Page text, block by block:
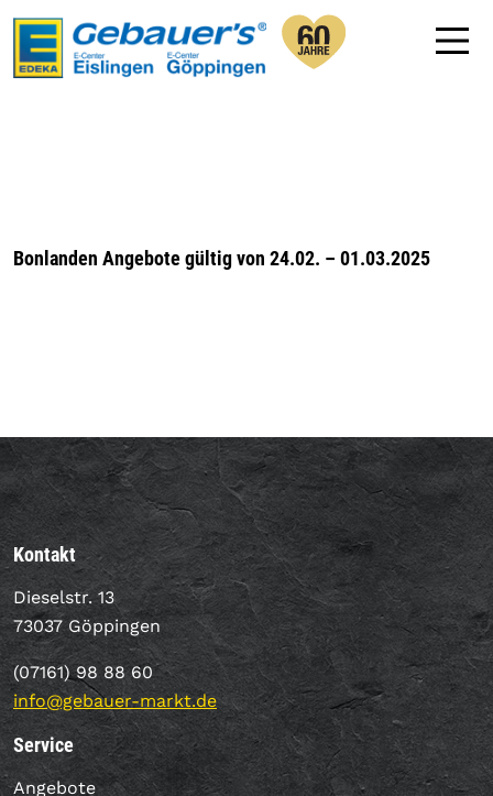
Bonlanden Angebote gültig von 24.02. – 01.03.2025
Kontakt
Dieselstr. 13
73037 Göppingen
(07161) 98 88 60
info@gebauer-markt.de
Service
Angebote